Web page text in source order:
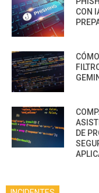
CON
DE